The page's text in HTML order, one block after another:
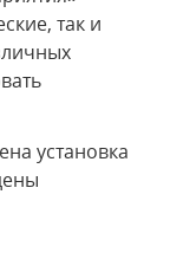
так и
установка